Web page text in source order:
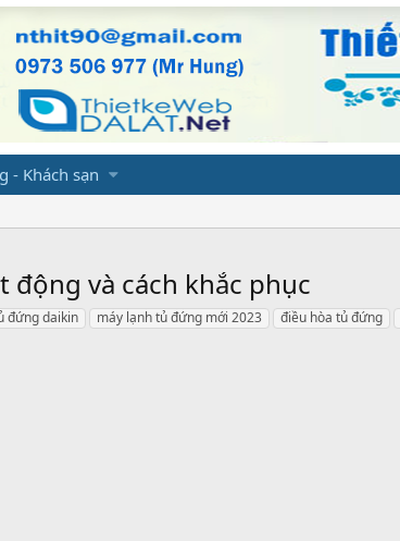
- Khách sạn
và cách khắc phục
đứng daikin máy lạnh tủ đứng mới 2023 điều hòa tủ đứng